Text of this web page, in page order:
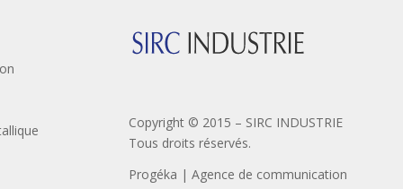
Copyright © 2015 – SIRC INDUSTRIE
Tous droits réservés.
Progéka | Agence de communication